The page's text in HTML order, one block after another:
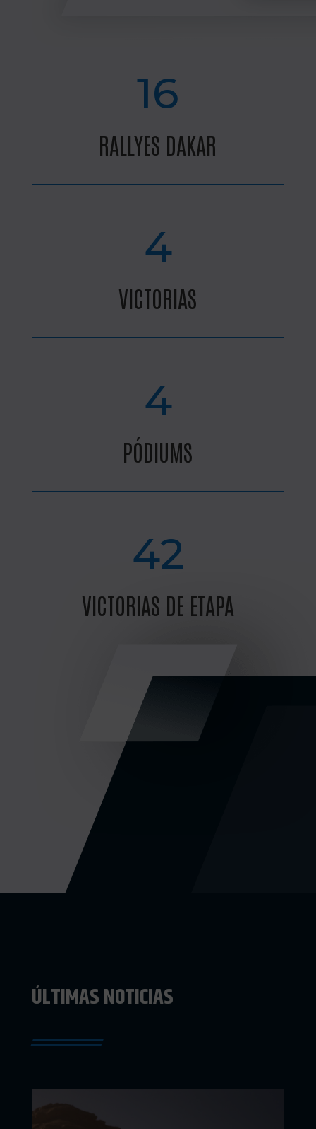
16
RALLYES DAKAR
4
VICTORIAS
4
PÓDIUMS
42
VICTORIAS DE ETAPA
ÚLTIMAS NOTICIAS